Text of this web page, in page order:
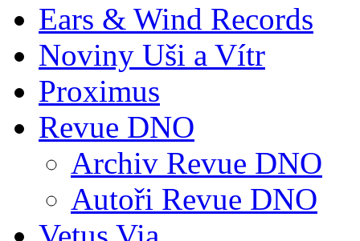
Ears & Wind Records
Noviny Uši a Vítr
Proximus
Revue DNO
Archiv Revue DNO
Autoři Revue DNO